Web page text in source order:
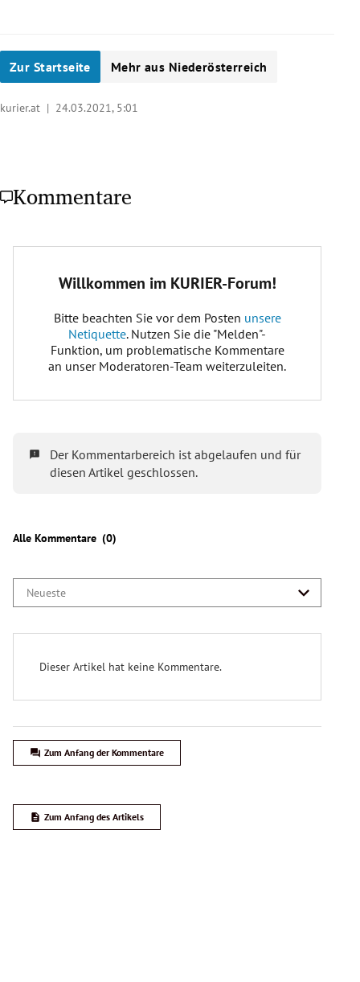
Zur Startseite Mehr aus Niederösterreich
kurier.at | 24.03.2021, 5:01
Kommentare